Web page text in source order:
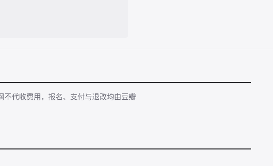
不代收费用，报名、支付与退改均由豆瓣